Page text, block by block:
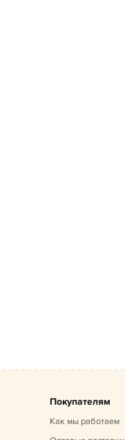
Покупателям
Как мы работаем